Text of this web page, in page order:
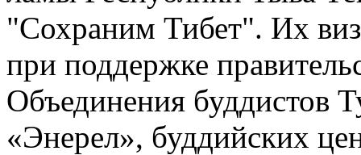
"Сохраним Тибет". Их
при поддержке
Объединения буддистов
«Энерел», буддийских